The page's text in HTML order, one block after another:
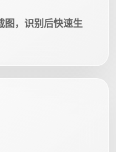
图，识别后快速生